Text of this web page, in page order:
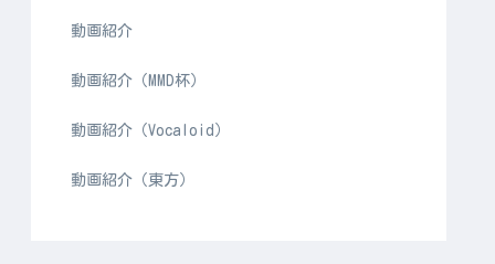
動画紹介
動画紹介（MMD杯）
動画紹介（Vocaloid）
動画紹介（東方）